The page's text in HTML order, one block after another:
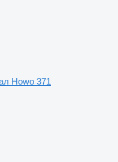
Howo 371